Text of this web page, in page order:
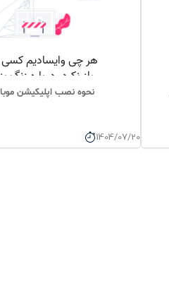
نحوه نصب اپلیکیشن
1404/07/20